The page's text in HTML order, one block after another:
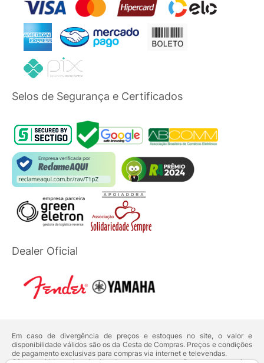
Selos de Segurança e Certificados
Dealer Oficial
Em caso de divergência de preços e estoques no site, o valor e
disponibilidade válidos são os da Cesta de Compras. Preços e condições
de pagamento exclusivas para compras via internet e televendas.